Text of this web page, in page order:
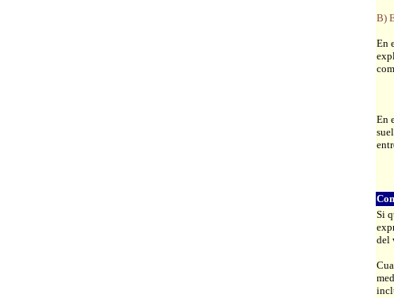
B)
En
En
Si
del